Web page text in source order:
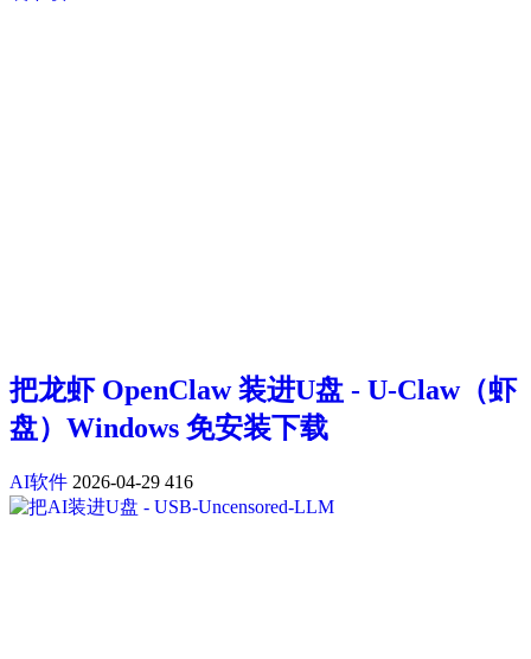
把龙虾 OpenClaw 装进U盘 - U-Claw（虾
盘）Windows 免安装下载
AI软件 2026-04-29 416